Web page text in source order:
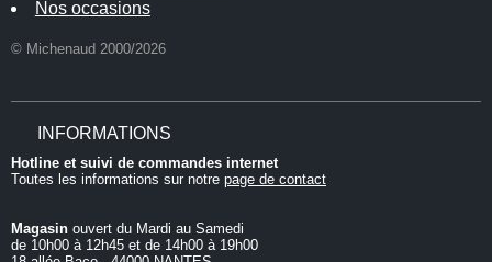
Nos occasions
© Michenaud 2000/2026
INFORMATIONS
Hotline et suivi de commandes internet
Toutes les informations sur notre page de contact
Magasin ouvert du Mardi au Samedi
de 10h00 à 12h45 et de 14h00 à 19h00